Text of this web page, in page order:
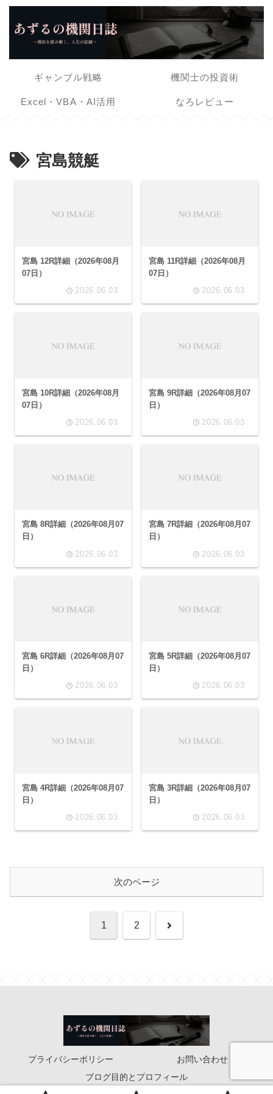
ギャンブル戦略 機関士の投資術
Excel・VBA・AI活用 なろレビュー
宮島競艇
宮島 12R詳細（2026年08月
07日）
2026.06.03
宮島 11R詳細（2026年08月
07日）
2026.06.03
宮島 10R詳細（2026年08月
07日）
2026.06.03
宮島 9R詳細（2026年08月07
日）
2026.06.03
宮島 8R詳細（2026年08月07
日）
2026.06.03
宮島 7R詳細（2026年08月07
日）
2026.06.03
宮島 6R詳細（2026年08月07
日）
2026.06.03
宮島 5R詳細（2026年08月07
日）
2026.06.03
宮島 4R詳細（2026年08月07
日）
2026.06.03
宮島 3R詳細（2026年08月07
日）
2026.06.03
次のページ
1 2 次
プライバシーポリシー
お問い合わせ
ブログ目的とプロフィール